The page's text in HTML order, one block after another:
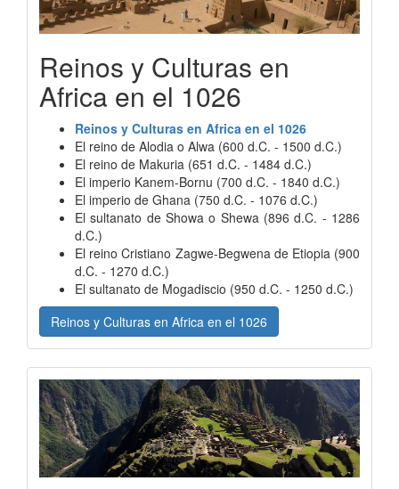
Reinos y Culturas en
Africa en el 1026
Reinos y Culturas en Africa en el 1026
El reino de Alodia o Alwa (600 d.C. - 1500 d.C.)
El reino de Makuria (651 d.C. - 1484 d.C.)
El imperio Kanem-Bornu (700 d.C. - 1840 d.C.)
El imperio de Ghana (750 d.C. - 1076 d.C.)
El sultanato de Showa o Shewa (896 d.C. - 1286
d.C.)
El reino Cristiano Zagwe-Begwena de Etiopia (900
d.C. - 1270 d.C.)
El sultanato de Mogadiscio (950 d.C. - 1250 d.C.)
Reinos y Culturas en Africa en el 1026